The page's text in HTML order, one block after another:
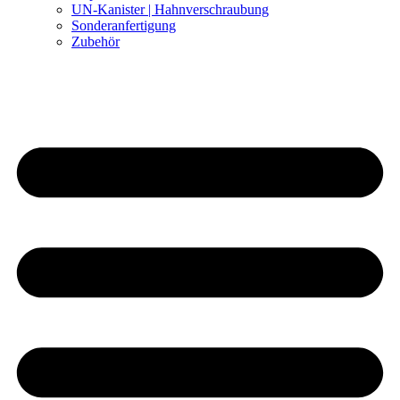
UN-Kanister | Hahnverschraubung
Sonderanfertigung
Zubehör